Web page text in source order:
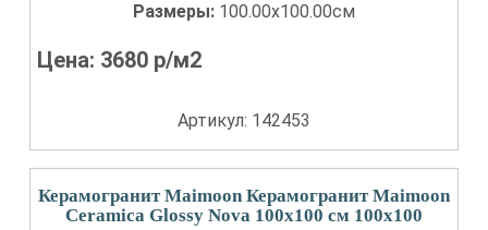
Размеры: 100.00x100.00см
Цена: 3680 р/м2
Артикул: 142453
Керамогранит Maimoon Керамогранит Maimoon
Ceramica Glossy Nova 100х100 см 100x100